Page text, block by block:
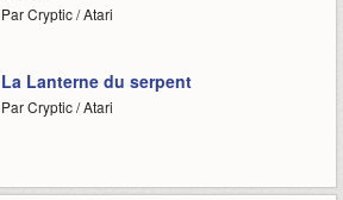
Par Cryptic / Atari
La Lanterne du serpent
Par Cryptic / Atari